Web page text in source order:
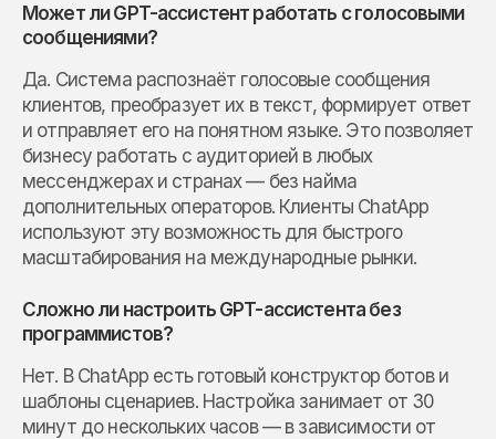
Может ли GPT-ассистент работать с голосовыми
сообщениями?
Да. Система распознаёт голосовые сообщения
клиентов, преобразует их в текст, формирует ответ
и отправляет его на понятном языке. Это позволяет
бизнесу работать с аудиторией в любых
мессенджерах и странах — без найма
дополнительных операторов. Клиенты ChatApp
используют эту возможность для быстрого
масштабирования на международные рынки.
Сложно ли настроить GPT-ассистента без
программистов?
Нет. В ChatApp есть готовый конструктор ботов и
шаблоны сценариев. Настройка занимает от 30
минут до нескольких часов — в зависимости от